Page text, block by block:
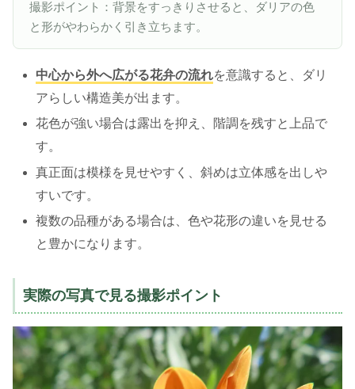
撮影ポイント：背景をすっきりさせると、ダリアの色
と形がやわらかく引き立ちます。
中心から外へ広がる花弁の流れを意識すると、ダリ
アらしい構造美が出ます。
花色が強い場合は露出を抑え、階調を残すと上品で
す。
真正面は模様を見せやすく、斜めは立体感を出しや
すいです。
複数の品種がある場合は、色や花形の違いを見せる
と豊かになります。
実際の写真で見る撮影ポイント